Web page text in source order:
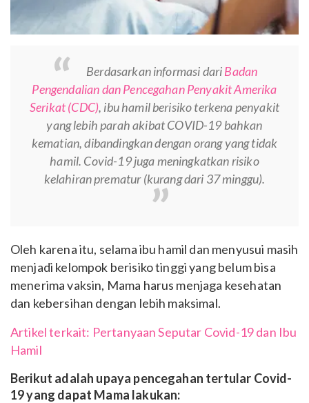
Berdasarkan informasi dariBadan
Pengendalian dan Pencegahan Penyakit Amerika
Serikat (CDC), ibu hamil berisiko terkena penyakit
yang lebih parah akibat COVID-19 bahkan
kematian, dibandingkan dengan orang yang tidak
hamil. Covid-19 juga meningkatkan risiko
kelahiran prematur (kurang dari 37 minggu).
Oleh karena itu, selama ibu hamil dan menyusui masih
menjadi kelompok berisiko tinggi yang belum bisa
menerima vaksin, Mama harus menjaga kesehatan
dan kebersihan dengan lebih maksimal.
Artikel terkait: Pertanyaan Seputar Covid-19 dan Ibu
Hamil
Berikut adalah upaya pencegahan tertular Covid-
19 yang dapat Mama lakukan: